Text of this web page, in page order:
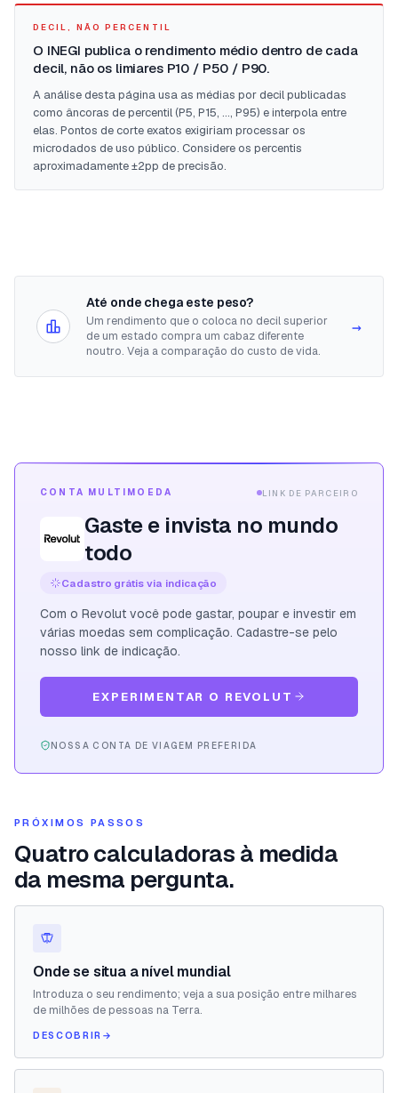
DECIL, NÃO PERCENTIL
O INEGI publica o rendimento médio dentro de cada
decil, não os limiares P10 / P50 / P90.
A análise desta página usa as médias por decil publicadas
como âncoras de percentil (P5, P15, …, P95) e interpola entre
elas. Pontos de corte exatos exigiriam processar os
microdados de uso público. Considere os percentis
aproximadamente ±2pp de precisão.
Até onde chega este peso?
Um rendimento que o coloca no decil superior
de um estado compra um cabaz diferente
noutro. Veja a comparação do custo de vida.
→
CONTA MULTIMOEDA LINK DE PARCEIRO
Gaste e invista no mundo
todo
Cadastro grátis via indicação
Com o Revolut você pode gastar, poupar e investir em
várias moedas sem complicação. Cadastre-se pelo
nosso link de indicação.
EXPERIMENTAR O REVOLUT
NOSSA CONTA DE VIAGEM PREFERIDA
PRÓXIMOS PASSOS
Quatro calculadoras à medida
da mesma pergunta.
Onde se situa a nível mundial
Introduza o seu rendimento; veja a sua posição entre milhares
de milhões de pessoas na Terra.
DESCOBRIR →